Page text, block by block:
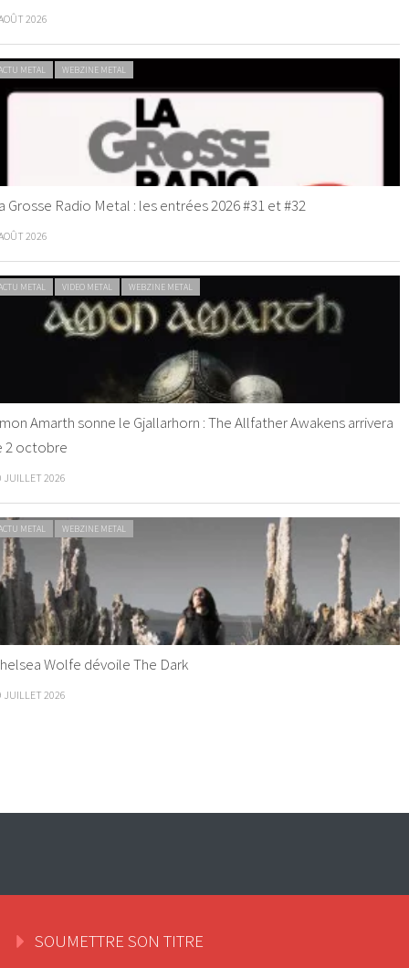
2026
METAL WEBZINE METAL
Grosse Radio Metal : les entrées 2026 #31 et #32
2026
METAL VIDEO METAL WEBZINE METAL
Amarth sonne le Gjallarhorn : The Allfather Awakens arrivera
2 octobre
JUILLET 2026
METAL WEBZINE METAL
Wolfe dévoile The Dark
JUILLET 2026
SOUMETTRE SON TITRE